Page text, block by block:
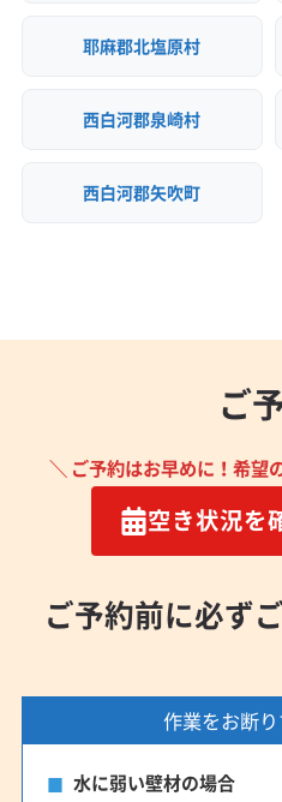
耶麻郡北塩原村
西白河郡泉崎村
西白河郡矢吹町
ご
＼ ご予約はお早めに！希望
空き状況を
ご予約前に必ず
作業をお断
水に弱い壁材の場合